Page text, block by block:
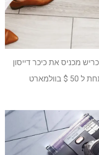
מכניס את כיכר דייסון